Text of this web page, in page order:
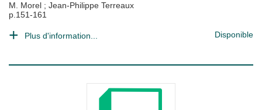
M. Morel ; Jean-Philippe Terreaux
p.151-161
Plus d'information... Disponible